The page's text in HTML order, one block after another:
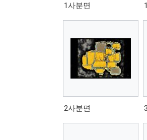
1사분면
2사분면